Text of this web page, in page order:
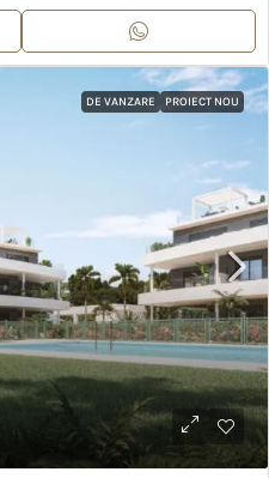
DE VANZARE PROIECT NOU